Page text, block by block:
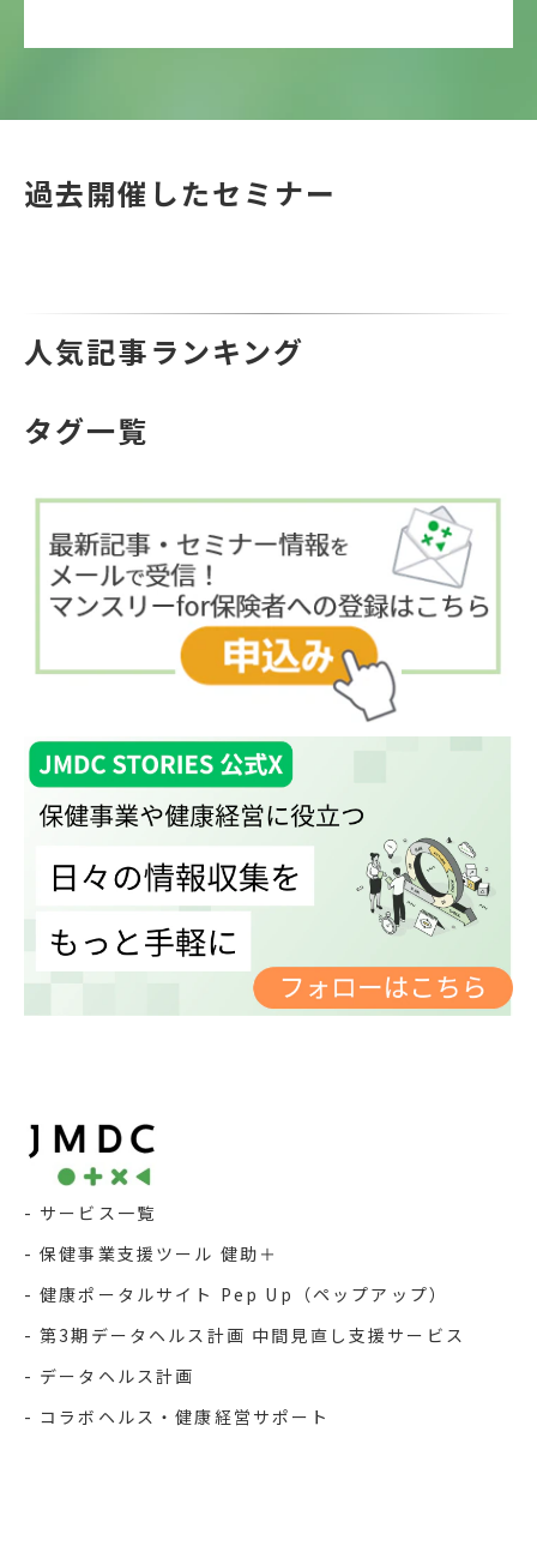
過去開催したセミナー
人気記事ランキング
タグ一覧
サービス一覧
保健事業支援ツール 健助＋
健康ポータルサイト Pep Up（ペップアップ）
第3期データヘルス計画 中間見直し支援サービス
データヘルス計画
コラボヘルス・健康経営サポート